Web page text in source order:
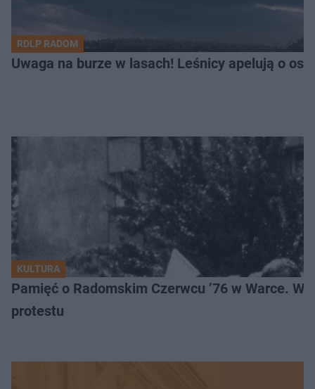
RDLP RADOM
Uwaga na burze w lasach! Leśnicy apelują o
KULTURA
Pamięć o Radomskim Czerwcu ’76 w Warce.
protestu